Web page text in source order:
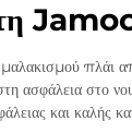
πλάι
ασφάλεια στο
και καλής